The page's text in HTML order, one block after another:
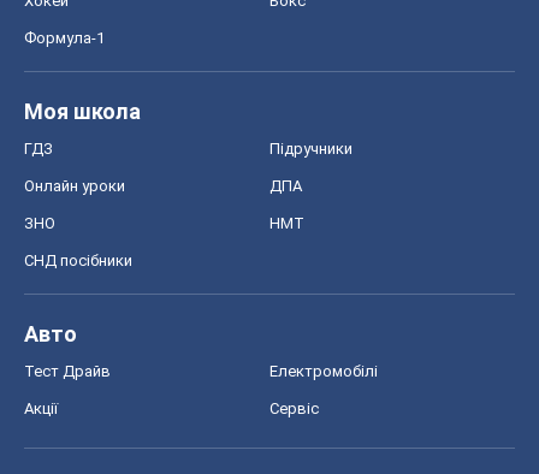
Формула-1
Моя школа
ГДЗ Підручники
Онлайн уроки ДПА
ЗНО НМТ
СНД посібники
Авто
Тест Драйв Електромобілі
Акції Сервіс